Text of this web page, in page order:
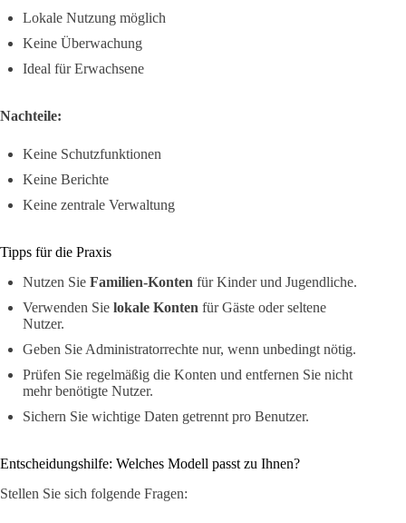
Lokale Nutzung möglich
Keine Überwachung
Ideal für Erwachsene
Nachteile:
Keine Schutzfunktionen
Keine Berichte
Keine zentrale Verwaltung
Tipps für die Praxis
Nutzen Sie Familien-Konten für Kinder und Jugendliche.
Verwenden Sie lokale Konten für Gäste oder seltene
Nutzer.
Geben Sie Administratorrechte nur, wenn unbedingt nötig.
Prüfen Sie regelmäßig die Konten und entfernen Sie nicht
mehr benötigte Nutzer.
Sichern Sie wichtige Daten getrennt pro Benutzer.
Entscheidungshilfe: Welches Modell passt zu Ihnen?
Stellen Sie sich folgende Fragen: